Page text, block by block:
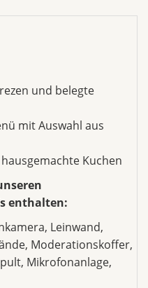
und belegte
mit Auswahl aus
Kuchen
enthalten:
Leinwand,
Moderationskoffer,
Mikrofonanlage,